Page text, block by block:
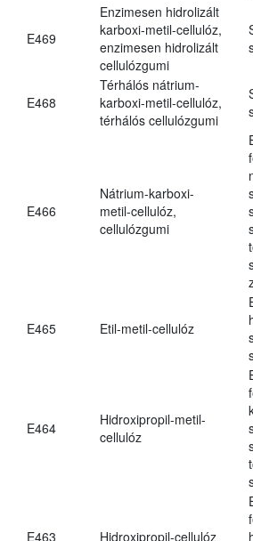
E469
Enzimesen hidrolizált
karboxi-metil-cellulóz,
enzimesen hidrolizált
cellulózgumi
E468
Térhálós nátrium-
karboxi-metil-cellulóz,
térhálós cellulózgumi
E466
Nátrium-karboxi-
metil-cellulóz,
cellulózgumi
E465 Etil-metil-cellulóz
E464
Hidroxipropil-metil-
cellulóz
E463 Hidroxipropil-cellulóz